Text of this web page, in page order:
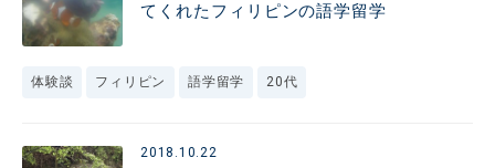
てくれたフィリピンの語学留学
体験談 フィリピン 語学留学 20代
2018.10.22